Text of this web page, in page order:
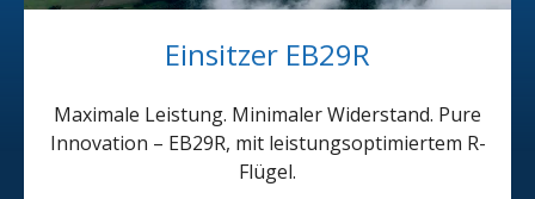
Einsitzer EB29R
Maximale Leistung. Minimaler Widerstand. Pure
Innovation – EB29R, mit leistungsoptimiertem R-
Flügel.